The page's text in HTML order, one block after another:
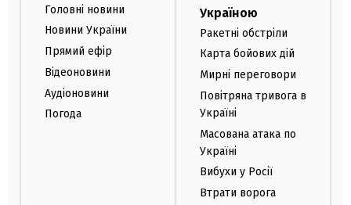
Головні новини
Новини України
Прямий ефір
Відеоновини
Аудіоновини
Погода
Україною
Ракетні обстріли
Карта бойових дій
Мирні переговори
Повітряна тривога в
Україні
Масована атака по
Україні
Вибухи у Росії
Втрати ворога